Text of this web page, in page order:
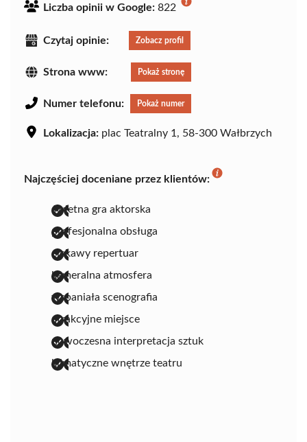
Liczba opinii w Google: 822
Czytaj opinie: Zobacz profil
Strona www: Pokaż stronę
Numer telefonu: Pokaż numer
Lokalizacja: plac Teatralny 1, 58-300 Wałbrzych
Najczęściej doceniane przez klientów:
świetna gra aktorska
profesjonalna obsługa
ciekawy repertuar
kameralna atmosfera
wspaniała scenografia
atrakcyjne miejsce
nowoczesna interpretacja sztuk
klimatyczne wnętrze teatru